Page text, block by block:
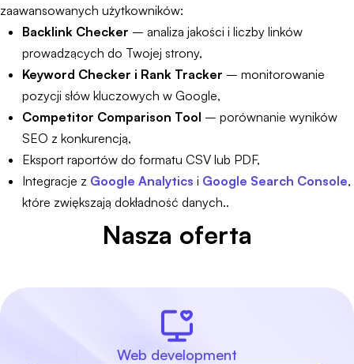
zaawansowanych użytkowników:
Backlink Checker – analiza jakości i liczby linków
prowadzących do Twojej strony,
Keyword Checker i Rank Tracker – monitorowanie
pozycji słów kluczowych w Google,
Competitor Comparison Tool – porównanie wyników
SEO z konkurencją,
Eksport raportów do formatu CSV lub PDF,
Integracje z Google Analytics i Google Search Console,
które zwiększają dokładność danych..
Nasza oferta
Web development